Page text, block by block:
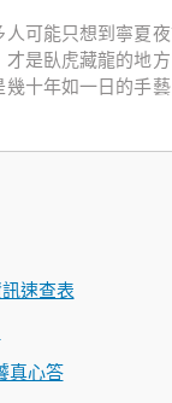
可能只想到寧夏
是臥虎藏龍的地
十年如一日的手
速查表
真心答